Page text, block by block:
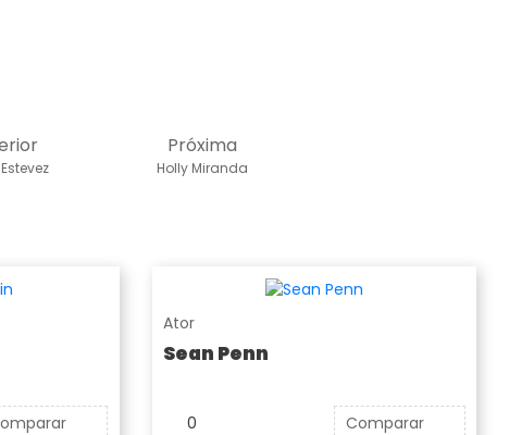
Próxima
Holly Miranda
Ator
Sean Penn
0 Comparar